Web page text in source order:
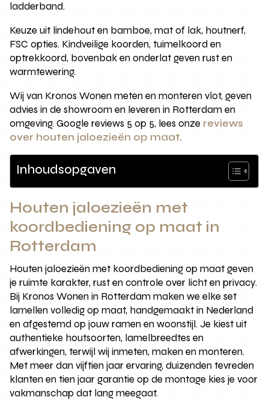
ladderband.
Keuze uit lindehout en bamboe, mat of lak, houtnerf,
FSC opties. Kindveilige koorden, tuimelkoord en
optrekkoord, bovenbak en onderlat geven rust en
warmtewering.
Wij van Kronos Wonen meten en monteren vlot, geven
advies in de showroom en leveren in Rotterdam en
omgeving. Google reviews 5 op 5, lees onze reviews
over houten jaloezieën op maat.
Inhoudsopgaven
Houten jaloezieën met
koordbediening op maat in
Rotterdam
Houten jaloezieën met koordbediening op maat geven
je ruimte karakter, rust en controle over licht en privacy.
Bij Kronos Wonen in Rotterdam maken we elke set
lamellen volledig op maat, handgemaakt in Nederland
en afgestemd op jouw ramen en woonstijl. Je kiest uit
authentieke houtsoorten, lamelbreedtes en
afwerkingen, terwijl wij inmeten, maken en monteren.
Met meer dan vijftien jaar ervaring, duizenden tevreden
klanten en tien jaar garantie op de montage kies je voor
vakmanschap dat lang meegaat.